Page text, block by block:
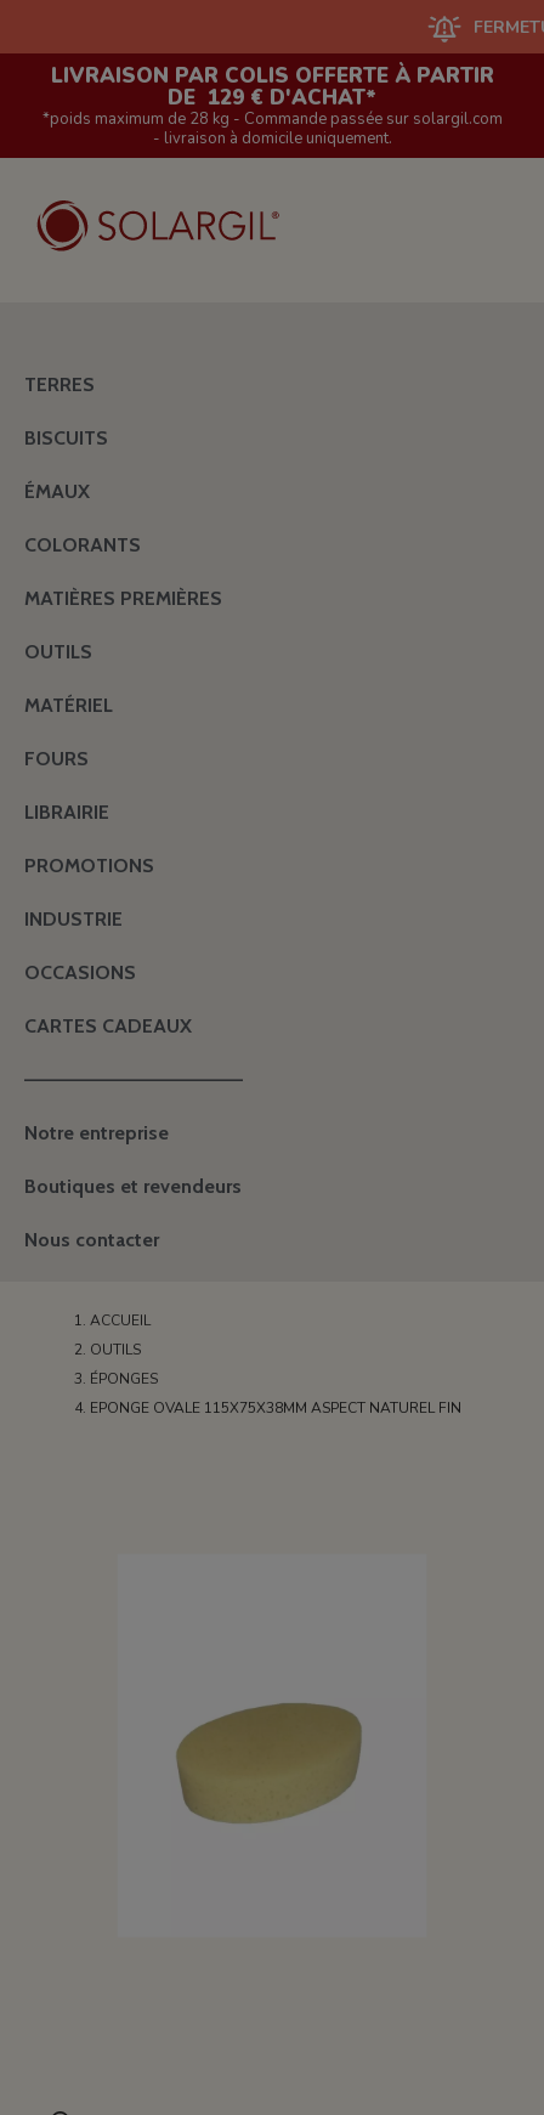
FERMETURE
LIVRAISON PAR COLIS OFFERTE À PARTIR
DE 129 € D'ACHAT*
*poids maximum de 28 kg - Commande passée sur solargil.com
- livraison à domicile uniquement.
TERRES
BISCUITS
ÉMAUX
COLORANTS
MATIÈRES PREMIÈRES
OUTILS
MATÉRIEL
FOURS
LIBRAIRIE
PROMOTIONS
INDUSTRIE
OCCASIONS
CARTES CADEAUX
———————————————
Notre entreprise
Boutiques et revendeurs
Nous contacter
ACCUEIL
OUTILS
ÉPONGES
EPONGE OVALE 115X75X38MM ASPECT NATUREL FIN